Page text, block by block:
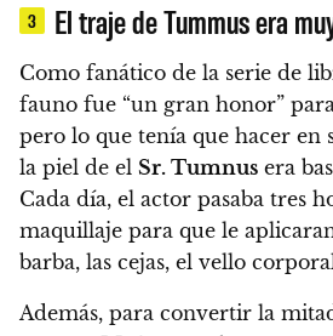
3 El traje de Tummus era
Como fanático de la serie de
fauno fue “un gran honor”
pero lo que tenía que hacer en
la piel de el Sr. Tumnus era
Cada día, el actor pasaba tres
maquillaje para que le
barba, las cejas, el vello
Además, para convertir la